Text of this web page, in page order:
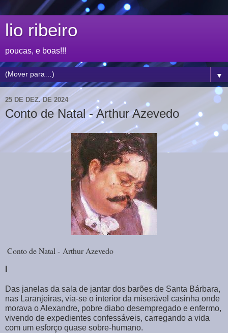
lio ribeiro
poucas, e boas!!!
▼
25 DE DEZ. DE 2024
Conto de Natal - Arthur Azevedo
Conto de Natal - Arthur Azevedo
Das janelas da sala de jantar dos barões de Santa Bárbara,
nas Laranjeiras, via-se o interior da miserável casinha onde
morava o Alexandre, pobre diabo desempregado e enfermo,
vivendo de expedientes confessáveis, carregando a vida
com um esforço quase sobre-humano.